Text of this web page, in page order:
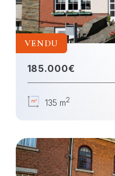
VENDU
185.000€
135 m2